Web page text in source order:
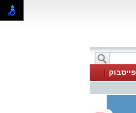
פייסבוק